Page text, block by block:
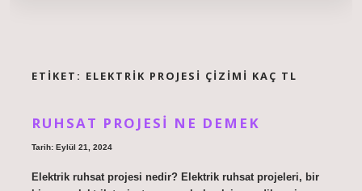
ETIKET: ELEKTRIK PROJESI ÇIZIMI KAÇ TL
RUHSAT PROJESI NE DEMEK
Tarih: Eylül 21, 2024
Elektrik ruhsat projesi nedir? Elektrik ruhsat projeleri, bir